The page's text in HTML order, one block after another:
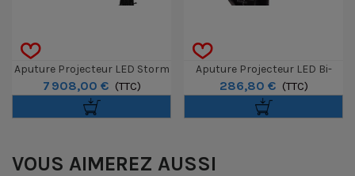
Aputure Projecteur LED Storm
CS32 Avec Réflecteur
7 908,00 € (TTC)
Aputure Projecteur LED Bi-
Color Amaran Halo 200x
286,80 € (TTC)
VOUS AIMEREZ AUSSI